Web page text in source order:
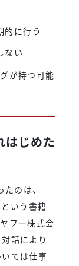
に行う
ない
が持つ可能
はじめた
のは、
いう書籍
フー株式会
話により
ては仕事